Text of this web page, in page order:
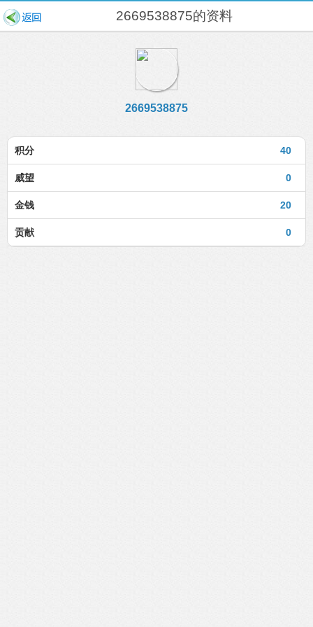
2669538875的资料
2669538875
40
积分
0
威望
20
金钱
0
贡献